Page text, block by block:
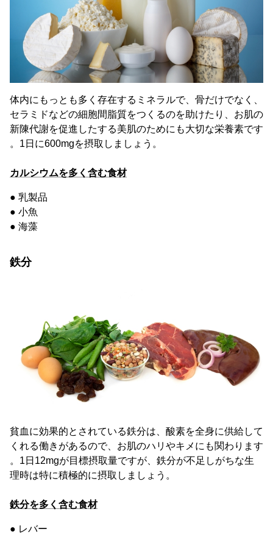
体内にもっとも多く存在するミネラルで、骨だけでなく、
セラミドなどの細胞間脂質をつくるのを助けたり、お肌の
新陳代謝を促進したする美肌のためにも大切な栄養素です
。1日に600mgを摂取しましょう。
カルシウムを多く含む食材
● 乳製品
● 小魚
● 海藻
鉄分
貧血に効果的とされている鉄分は、酸素を全身に供給して
くれる働きがあるので、お肌のハリやキメにも関わります
。1日12mgが目標摂取量ですが、鉄分が不足しがちな生
理時は特に積極的に摂取しましょう。
鉄分を多く含む食材
● レバー